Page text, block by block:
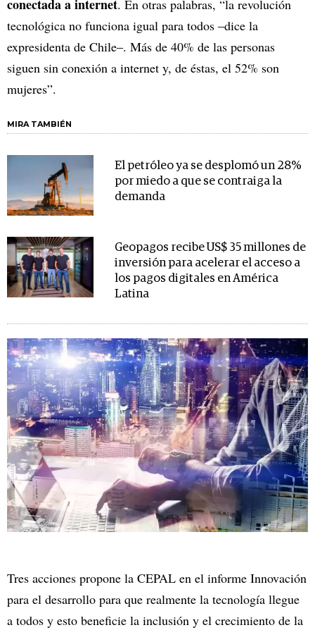
conectada a internet. En otras palabras, “la revolución
tecnológica no funciona igual para todos ‒dice la
expresidenta de Chile‒. Más de 40% de las personas
siguen sin conexión a internet y, de éstas, el 52% son
mujeres”.
MIRA TAMBIÉN
El petróleo ya se desplomó un 28%
por miedo a que se contraiga la
demanda
Geopagos recibe US$ 35 millones de
inversión para acelerar el acceso a
los pagos digitales en América
Latina
Tres acciones propone la CEPAL en el informe Innovación
para el desarrollo para que realmente la tecnología llegue
a todos y esto beneficie la inclusión y el crecimiento de la